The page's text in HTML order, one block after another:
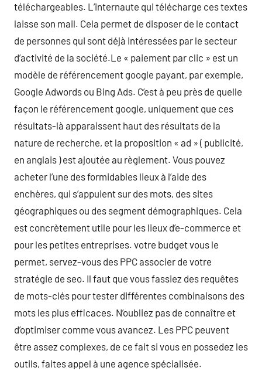
téléchargeables. L’internaute qui télécharge ces textes
laisse son mail. Cela permet de disposer de le contact
de personnes qui sont déjà intéressées par le secteur
d’activité de la société.Le « paiement par clic » est un
modèle de référencement google payant, par exemple,
Google Adwords ou Bing Ads. C’est à peu près de quelle
façon le référencement google, uniquement que ces
résultats-là apparaissent haut des résultats de la
nature de recherche, et la proposition « ad » ( publicité,
en anglais ) est ajoutée au règlement. Vous pouvez
acheter l’une des formidables lieux à l’aide des
enchères, qui s’appuient sur des mots, des sites
géographiques ou des segment démographiques. Cela
est concrètement utile pour les lieux d’e-commerce et
pour les petites entreprises. votre budget vous le
permet, servez-vous des PPC associer de votre
stratégie de seo. Il faut que vous fassiez des requêtes
de mots-clés pour tester différentes combinaisons des
mots les plus efficaces. N’oubliez pas de connaître et
d’optimiser comme vous avancez. Les PPC peuvent
être assez complexes, de ce fait si vous en possedez les
outils, faites appel à une agence spécialisée.